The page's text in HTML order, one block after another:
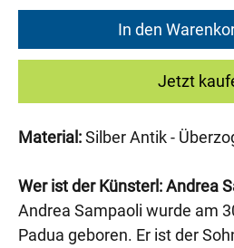
In den
Jetzt
Material:Silber Antik -
Wer ist der Künsterl: Andrea
Andrea Sampaoli wurde am
Padua geboren. Er ist der